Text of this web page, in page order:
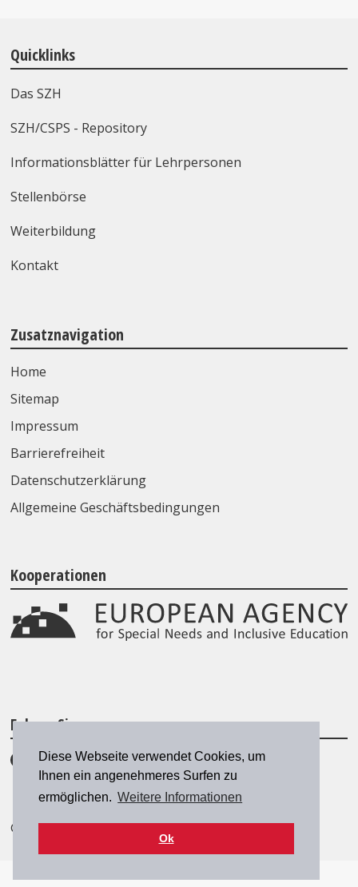
Diese Webseite verwendet Cookies, um
Ihnen ein angenehmeres Surfen zu
ermöglichen. Weitere Informationen
Ok
Quicklinks
Das SZH
SZH/CSPS - Repository
Informationsblätter für Lehrpersonen
Stellenbörse
Weiterbildung
Kontakt
Zusatznavigation
Home
Sitemap
Impressum
Barrierefreiheit
Datenschutzerklärung
Allgemeine Geschäftsbedingungen
Kooperationen
Folgen Sie uns
© 2026 SZH/CSPS|szh@szh.ch